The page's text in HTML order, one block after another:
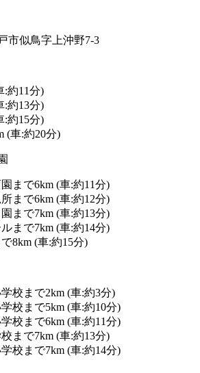
市似鳥字上沖野7-3
:約11分)
:約13分)
:約15分)
(車:約20分)
まで6km (車:約11分)
まで6km (車:約12分)
まで7km (車:約13分)
まで7km (車:約14分)
8km (車:約15分)
校まで2km (車:約3分)
校まで5km (車:約10分)
校まで6km (車:約11分)
まで7km (車:約13分)
校まで7km (車:約14分)